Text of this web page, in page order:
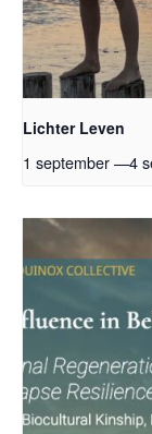
Lichter Leven
1 september—4